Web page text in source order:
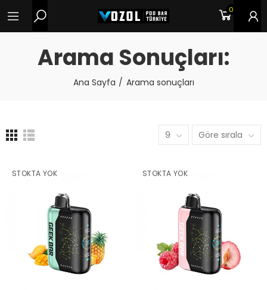
0
Arama Sonuçları:
Ana Sayfa Arama sonuçları
9 Göre sırala
STOKTA YOK STOKTA YOK